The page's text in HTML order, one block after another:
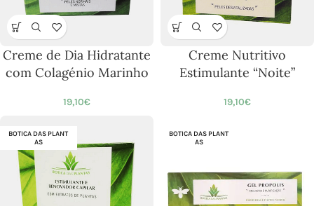
Creme de Dia Hidratante
com Colagénio Marinho
19,10€
Creme Nutritivo
Estimulante “Noite”
19,10€
BOTICA DAS PLANT
AS
BOTICA DAS PLANT
AS